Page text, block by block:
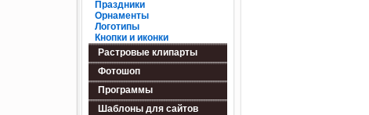
Праздники
Орнаменты
Логотипы
Кнопки и иконки
Растровые клипарты
Фотошоп
Программы
Шаблоны для сайтов